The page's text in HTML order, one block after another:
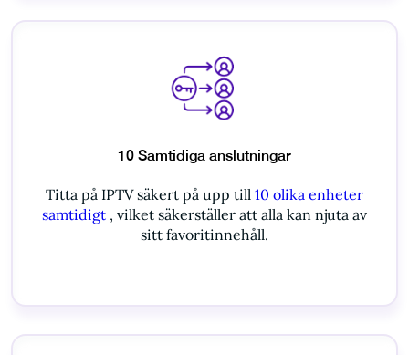
10 Samtidiga anslutningar
Titta på IPTV säkert på upp till 10 olika enheter
samtidigt , vilket säkerställer att alla kan njuta av
sitt favoritinnehåll.